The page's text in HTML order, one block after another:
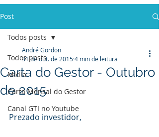
Post
Todos posts
Mídia
Carta Mensal do Gestor
Canal GTI no Youtube
Todos posts
Carta do Gestor - Outubro
de 2015
André Gordon
31 de out. de 20154 min de leitura
Prezado investidor,